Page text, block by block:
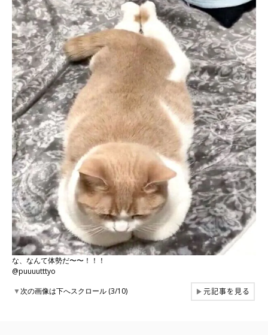
な、なんて体勢だ〜〜！！！
@puuuutttyo
▼次の画像は下へスクロール (3/10) ▶元記事を見る